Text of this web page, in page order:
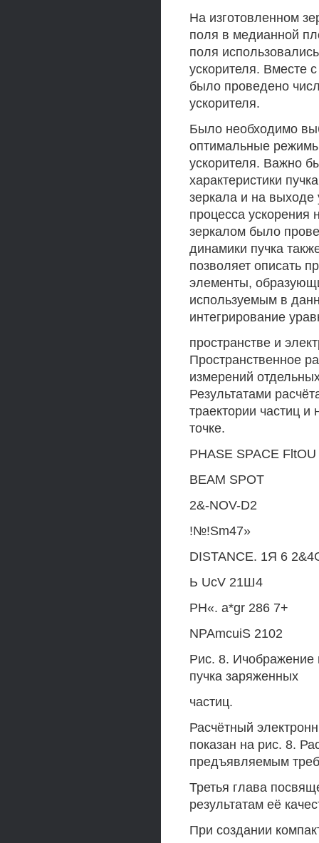
На изготовленном
поля в медианной
поля
ускорителя. Вместе
было проведено
ускорителя.
Было необходимо
оптимальные
ускорителя. Важно
характеристики
зеркала и на выходе
процесса ускорения
зеркалом было
динамики пучка
позволяет описать
элементы,
используемым в
интегрирование
пространстве и
Пространственное
измерений
Результатами
траектории частиц и
точке.
PHASE SPACE
BEAM SPOT
2&-NOV-D2
!№!Sm47»
DISTANCE. 1Я 6
Ь UcV 21Ш4
PH«. a*gr 286 7+
NPAmcuiS 2102
Рис. 8. Ичображение
пучка заряженных
частиц.
Расчётный
показан на рис. 8.
предъявляемым
Третья глава
результатам её
При создании